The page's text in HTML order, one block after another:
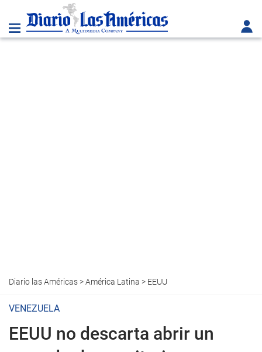
Diario las Américas>América Latina > EEUU
VENEZUELA
EEUU no descarta abrir un